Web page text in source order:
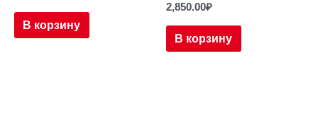
В корзину
2,850.00₽
В корзину